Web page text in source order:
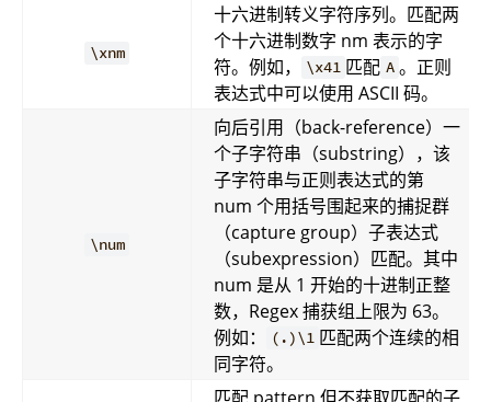
\xnm
十六进制转义字符序列。匹配两
个十六进制数字 nm 表示的字
符。例如，
\x41 匹配 A 。正则
表达式中可以使用 ASCII 码。
\num
向后引用（back-reference）一
个子字符串（substring），该
子字符串与正则表达式的第
num 个用括号围起来的捕捉群
（capture group）子表达式
（subexpression）匹配。其中
num 是从 1 开始的十进制正整
数，Regex 捕获组上限为 63。
例如：
(.)\1 匹配两个连续的相
同字符。